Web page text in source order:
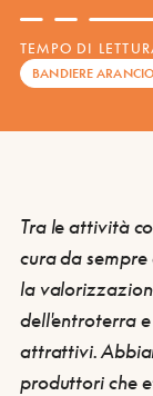
TEMPO DI
BANDIERE
Tra le attività
cura da
la
dell'entroterra
attrattivi.
produttori che